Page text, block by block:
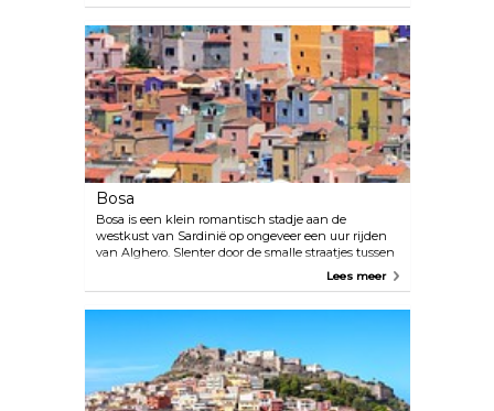
maak er een dagtrip van.
Bosa
Bosa is een klein romantisch stadje aan de
westkust van Sardinië op ongeveer een uur rijden
van Alghero. Slenter door de smalle straatjes tussen
de pastelkleurige huizen. Aan de ene kant van de
Lees meer